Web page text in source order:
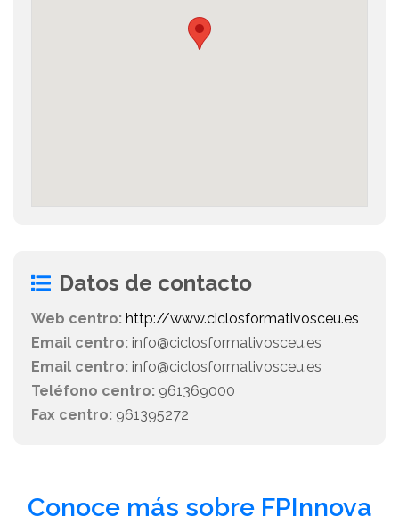
Datos de contacto
Web centro: http://www.ciclosformativosceu.es
Email centro: info@ciclosformativosceu.es
Email centro: info@ciclosformativosceu.es
Teléfono centro: 961369000
Fax centro: 961395272
Conoce más sobre FPInnova